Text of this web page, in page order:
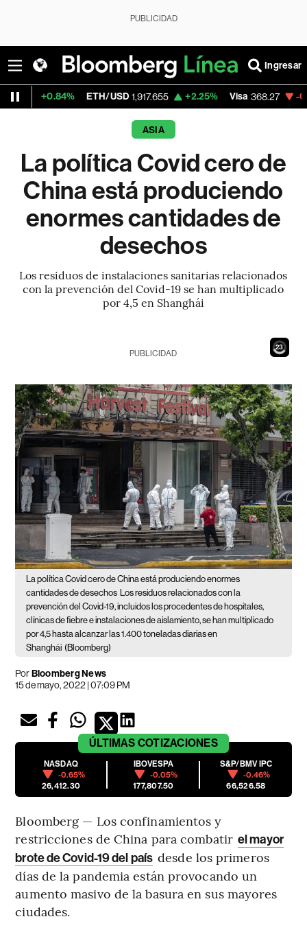
PUBLICIDAD
Ingresar
ETH/USD 1,917.655 +2.25% Visa 368.27 -0.36%
ASIA
La política Covid cero de
China está produciendo
enormes cantidades de
desechos
Los residuos de instalaciones sanitarias relacionados
con la prevención del Covid-19 se han multiplicado
por 4,5 en Shanghái
21
PUBLICIDAD
La política Covid cero de China está produciendo enormes
cantidades de desechos
Los residuos relacionados con la
prevención del Covid-19, incluidos los procedentes de hospitales,
clínicas de fiebre e instalaciones de aislamiento, se han multiplicado
por 4,5 hasta alcanzar las 1.400 toneladas diarias en
Shanghái (Bloomberg)
PorBloomberg News
15 de mayo, 2022 | 07:09 PM
ÚLTIMAS COTIZACIONES
NASDAQ
-0.65%
26,412.30
IBOVESPA
-0.05%
177,807.50
S&P/BMV IPC
-0.46%
66,526.58
Bloomberg — Los confinamientos y
restricciones de China para combatir el mayor
brote de Covid-19 del país desde los primeros
días de la pandemia están provocando un
aumento masivo de la basura en sus mayores
ciudades.